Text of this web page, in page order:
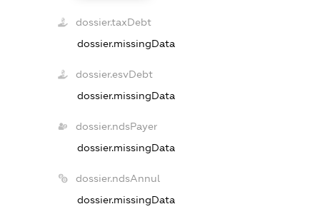
dossier.taxDebt
dossier.missingData
dossier.esvDebt
dossier.missingData
dossier.ndsPayer
dossier.missingData
dossier.ndsAnnul
dossier.missingData